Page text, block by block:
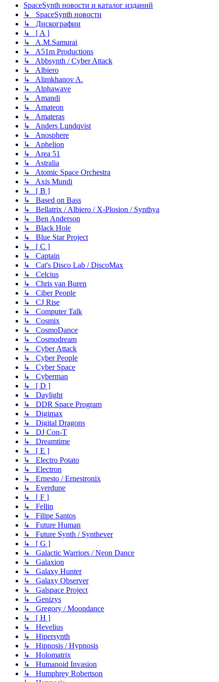
SpaceSynth новости и каталог изданий
↳ SpaceSynth новости
↳ Дискографии
↳ [ A ]
↳ A.M.Samurai
↳ A51m Productions
↳ Abbsynth / Cyber Attack
↳ Albiero
↳ Alimkhanov A.
↳ Alphawave
↳ Amandi
↳ Amateon
↳ Amateras
↳ Anders Lundqvist
↳ Anosphere
↳ Aphelion
↳ Area 51
↳ Astralia
↳ Atomic Space Orchestra
↳ Axis Mundi
↳ [ B ]
↳ Based on Bass
↳ Bellatrix / Albiero / X-Plosion / Synthya
↳ Ben Anderson
↳ Black Hole
↳ Blue Star Project
↳ [ C ]
↳ Captain
↳ Cat's Disco Lab / DiscoMax
↳ Celcius
↳ Chris van Buren
↳ Ciber People
↳ CJ Rise
↳ Computer Talk
↳ Cosmix
↳ CosmoDance
↳ Cosmodream
↳ Cyber Attack
↳ Cyber People
↳ Cyber Space
↳ Cyberman
↳ [ D ]
↳ Daylight
↳ DDR Space Program
↳ Digimax
↳ Digital Dragons
↳ DJ Con-T
↳ Dreamtime
↳ [ E ]
↳ Electro Potato
↳ Electron
↳ Ernesto / Ernestronix
↳ Everdune
↳ [ F ]
↳ Fellin
↳ Filipe Santos
↳ Future Human
↳ Future Synth / Synthever
↳ [ G ]
↳ Galactic Warriors / Neon Dance
↳ Galaxion
↳ Galaxy Hunter
↳ Galaxy Observer
↳ Galspace Project
↳ Genizys
↳ Gregory / Moondance
↳ [ H ]
↳ Hevelius
↳ Hipersynth
↳ Hipnosis / Hypnosis
↳ Holomatrix
↳ Humanoid Invasion
↳ Humphrey Robertson